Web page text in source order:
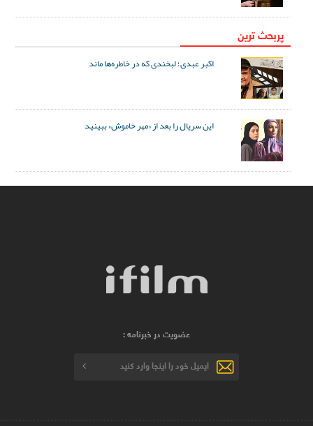
پربحث ترین
اکبر عبدی؛ لبخندی که در خاطره‌ها ماند
این سریال را بعد از «مهر خاموش» ببینید
عضویت در خبرنامه :